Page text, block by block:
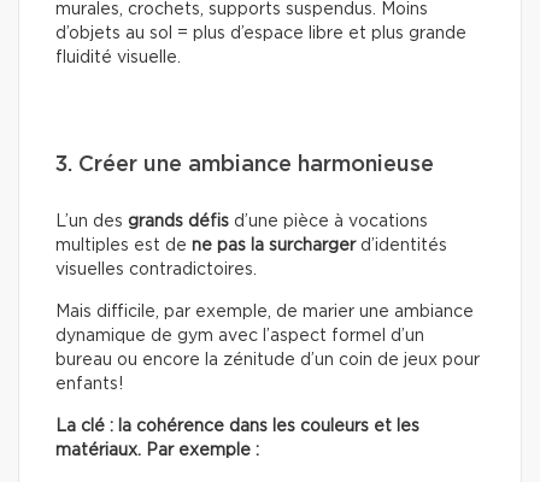
murales, crochets, supports suspendus. Moins
d’objets au sol = plus d’espace libre et plus grande
fluidité visuelle.
3. Créer une ambiance harmonieuse
L’un des grands défis d’une pièce à vocations
multiples est de ne pas la surchargerd’identités
visuelles contradictoires.
Mais difficile, par exemple, de marier une ambiance
dynamique de gym avec l’aspect formel d’un
bureau ou encore la zénitude d’un coin de jeux pour
enfants!
La clé : la cohérence dans les couleurs et les
matériaux. Par exemple :